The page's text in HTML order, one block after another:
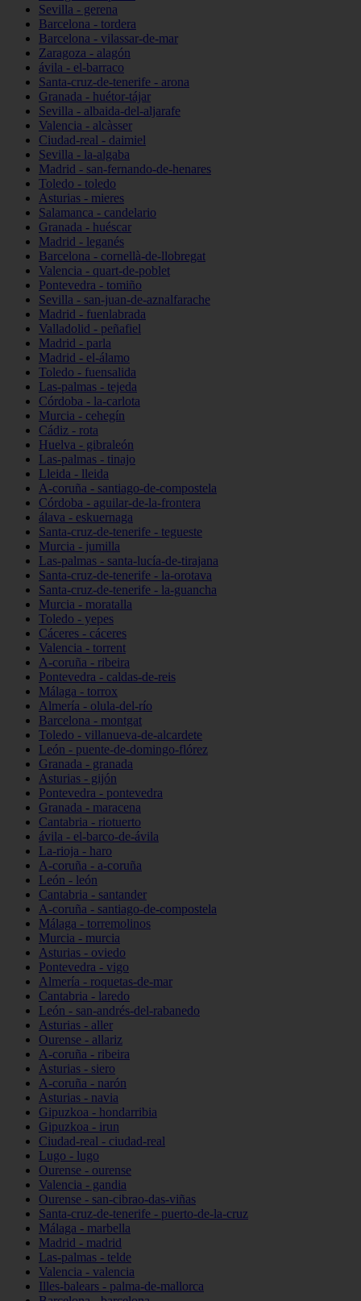
Sevilla - gerena
Barcelona - tordera
Barcelona - vilassar-de-mar
Zaragoza - alagón
ávila - el-barraco
Santa-cruz-de-tenerife - arona
Granada - huétor-tájar
Sevilla - albaida-del-aljarafe
Valencia - alcàsser
Ciudad-real - daimiel
Sevilla - la-algaba
Madrid - san-fernando-de-henares
Toledo - toledo
Asturias - mieres
Salamanca - candelario
Granada - huéscar
Madrid - leganés
Barcelona - cornellà-de-llobregat
Valencia - quart-de-poblet
Pontevedra - tomiño
Sevilla - san-juan-de-aznalfarache
Madrid - fuenlabrada
Valladolid - peñafiel
Madrid - parla
Madrid - el-álamo
Toledo - fuensalida
Las-palmas - tejeda
Córdoba - la-carlota
Murcia - cehegín
Cádiz - rota
Huelva - gibraleón
Las-palmas - tinajo
Lleida - lleida
A-coruña - santiago-de-compostela
Córdoba - aguilar-de-la-frontera
álava - eskuernaga
Santa-cruz-de-tenerife - tegueste
Murcia - jumilla
Las-palmas - santa-lucía-de-tirajana
Santa-cruz-de-tenerife - la-orotava
Santa-cruz-de-tenerife - la-guancha
Murcia - moratalla
Toledo - yepes
Cáceres - cáceres
Valencia - torrent
A-coruña - ribeira
Pontevedra - caldas-de-reis
Málaga - torrox
Almería - olula-del-río
Barcelona - montgat
Toledo - villanueva-de-alcardete
León - puente-de-domingo-flórez
Granada - granada
Asturias - gijón
Pontevedra - pontevedra
Granada - maracena
Cantabria - riotuerto
ávila - el-barco-de-ávila
La-rioja - haro
A-coruña - a-coruña
León - león
Cantabria - santander
A-coruña - santiago-de-compostela
Málaga - torremolinos
Murcia - murcia
Asturias - oviedo
Pontevedra - vigo
Almería - roquetas-de-mar
Cantabria - laredo
León - san-andrés-del-rabanedo
Asturias - aller
Ourense - allariz
A-coruña - ribeira
Asturias - siero
A-coruña - narón
Asturias - navia
Gipuzkoa - hondarribia
Gipuzkoa - irun
Ciudad-real - ciudad-real
Lugo - lugo
Ourense - ourense
Valencia - gandia
Ourense - san-cibrao-das-viñas
Santa-cruz-de-tenerife - puerto-de-la-cruz
Málaga - marbella
Madrid - madrid
Las-palmas - telde
Valencia - valencia
Illes-balears - palma-de-mallorca